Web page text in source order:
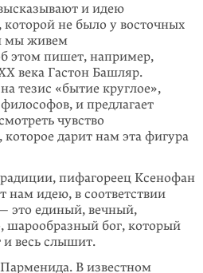
и идею
не было у восточных
мы живем
этом пишет, например,
века Гастон Башляр.
тезис «бытие круглое»,
и предлагает
чувство
дарит нам эта фигура
пифагореец Ксенофан
нам идею, в соответствии
это единый, вечный,
шарообразный бог, который
и весь слышит.
В известном